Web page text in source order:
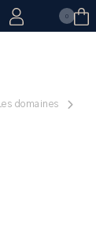
0
Les domaines